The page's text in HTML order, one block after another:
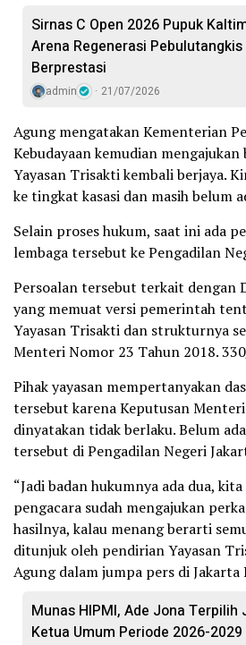
Sirnas C Open 2026 Pupuk
Arena Regenerasi Pebulutangkis
Berprestasi
admin 21/07/2026
Agung mengatakan Kementerian
Kebudayaan kemudian
Yayasan Trisakti kembali berjaya.
ke tingkat kasasi dan masih belum
Selain proses hukum, saat ini ada
lembaga tersebut ke Pengadilan
Persoalan tersebut terkait dengan
yang memuat versi pemerintah
Yayasan Trisakti dan strukturnya
Menteri Nomor 23 Tahun 2018.
Pihak yayasan mempertanyakan
tersebut karena Keputusan
dinyatakan tidak berlaku. Belum
tersebut di Pengadilan Negeri
“Jadi badan hukumnya ada dua,
pengacara sudah mengajukan
hasilnya, kalau menang berarti
ditunjuk oleh pendirian Yayasan
Agung dalam jumpa pers di Jakarta
Munas HIPMI, Ade Jona Terpilih
Ketua Umum Periode 2026-2029